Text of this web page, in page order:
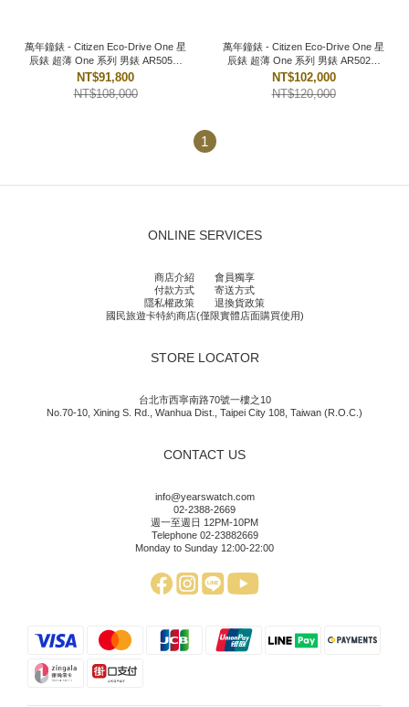
萬年鐘錶 - Citizen Eco-Drive One 星
辰錶 超薄 One 系列 男錶 AR5050-
51L 錶徑 : 39 MM
NT$91,800
NT$108,000
萬年鐘錶 - Citizen Eco-Drive One 星
辰錶 超薄 One 系列 男錶 AR5024-
01E 錶徑 : 39 MM
NT$102,000
NT$120,000
1
ONLINE SERVICES
商店介紹
會員獨享
付款方式
寄送方式
隱私權政策
退換貨政策
國民旅遊卡特約商店(僅限實體店面購買使用)
STORE LOCATOR
台北市西寧南路70號一樓之10
No.70-10, Xining S. Rd., Wanhua Dist., Taipei City 108, Taiwan (R.O.C.)
CONTACT US
info@yearswatch.com
02-2388-2669
週一至週日 12PM-10PM
Telephone 02-23882669
Monday to Sunday 12:00-22:00